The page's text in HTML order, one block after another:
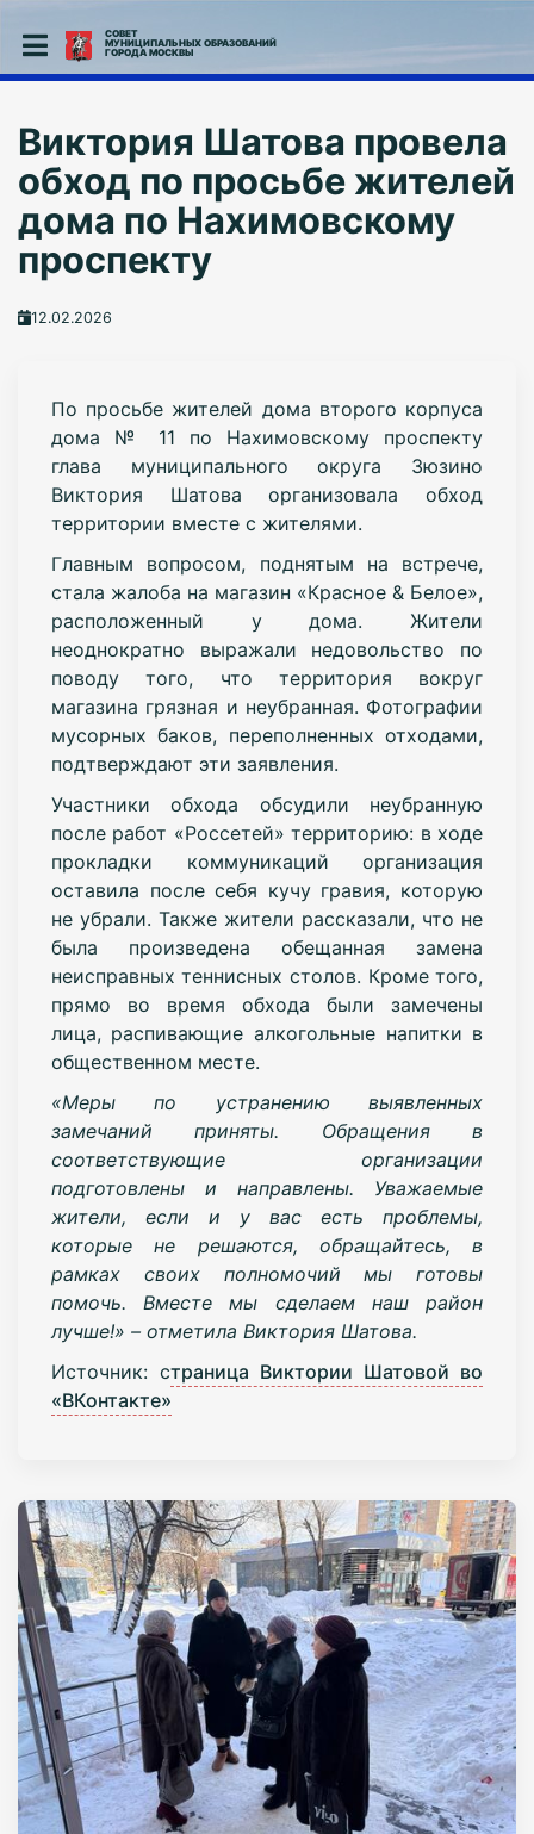
СОВЕТ
МУНИЦИПАЛЬНЫХ ОБРАЗОВАНИЙ
ГОРОДА МОСКВЫ
Виктория Шатова провела
обход по просьбе жителей
дома по Нахимовскому
проспекту
12.02.2026
По просьбе жителей дома второго корпуса
дома № 11 по Нахимовскому проспекту
глава муниципального округа Зюзино
Виктория Шатова организовала обход
территории вместе с жителями.
Главным вопросом, поднятым на встрече,
стала жалоба на магазин «Красное & Белое»,
расположенный у дома. Жители
неоднократно выражали недовольство по
поводу того, что территория вокруг
магазина грязная и неубранная. Фотографии
мусорных баков, переполненных отходами,
подтверждают эти заявления.
Участники обхода обсудили неубранную
после работ «Россетей» территорию: в ходе
прокладки коммуникаций организация
оставила после себя кучу гравия, которую
не убрали. Также жители рассказали, что не
была произведена обещанная замена
неисправных теннисных столов. Кроме того,
прямо во время обхода были замечены
лица, распивающие алкогольные напитки в
общественном месте.
«Меры по устранению выявленных
замечаний приняты. Обращения в
соответствующие организации
подготовлены и направлены. Уважаемые
жители, если и у вас есть проблемы,
которые не решаются, обращайтесь, в
рамках своих полномочий мы готовы
помочь. Вместе мы сделаем наш район
лучше!» – отметила Виктория Шатова.
Источник: страница Виктории Шатовой во
«ВКонтакте»